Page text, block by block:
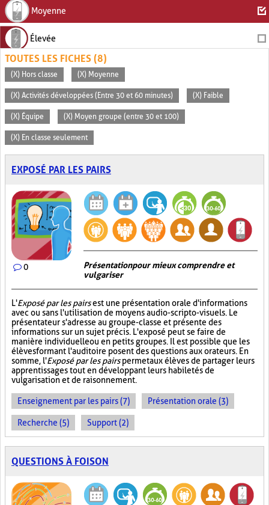
Moyenne
Élevée
TOUTES LES FICHES (8)
(X) Hors classe (X) Moyenne
(X) Activités développées (Entre 30 et 60 minutes) (X) Faible
(X) Équipe (X) Moyen groupe (entre 30 et 100)
(X) En classe seulement
EXPOSÉ PAR LES PAIRS
0
Présentation pour mieux comprendre et
vulgariser
L'Exposé par les pairsest une présentation orale d'informations
avec ou sans l'utilisation de moyens audio-scripto-visuels. Le
présentateur s'adresse au groupe-classe et présente des
informations sur un sujet précis. L'exposé peut se faire de
manière individuelle ou en petits groupes. Il est possible que les
élèves formant l'auditoire posent des questions aux orateurs. En
somme, l'Exposé par les pairspermet aux élèves de partager leurs
apprentissages tout en développant leurs habiletés de
vulgarisation et de raisonnement.
Enseignement par les pairs (7) Présentation orale (3)
Recherche (5) Support (2)
QUESTIONS À FOISON